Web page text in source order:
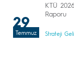
29
Temmuz
KTÜ
Raporu
Strateji